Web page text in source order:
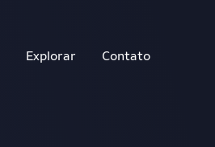
Explorar Contato